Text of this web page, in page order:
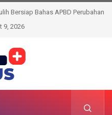
Bersiap Bahas APBD Perubahan
2026
9, 2026